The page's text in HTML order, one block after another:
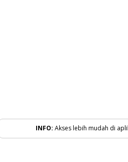
INFO: Akses lebih mudah di